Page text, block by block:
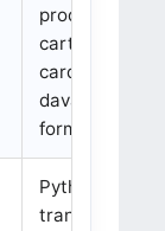
produit
cartésien et
cardinal sont
davantage
formalisés.
Python reste
transversal,